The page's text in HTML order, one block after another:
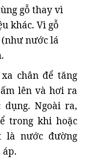
gỗ thay vì
khác. Vì gỗ
nước lá
chân để tăng
lên và hơi ra
Ngoài ra,
trong khi hoặc
là nước đường
áp.